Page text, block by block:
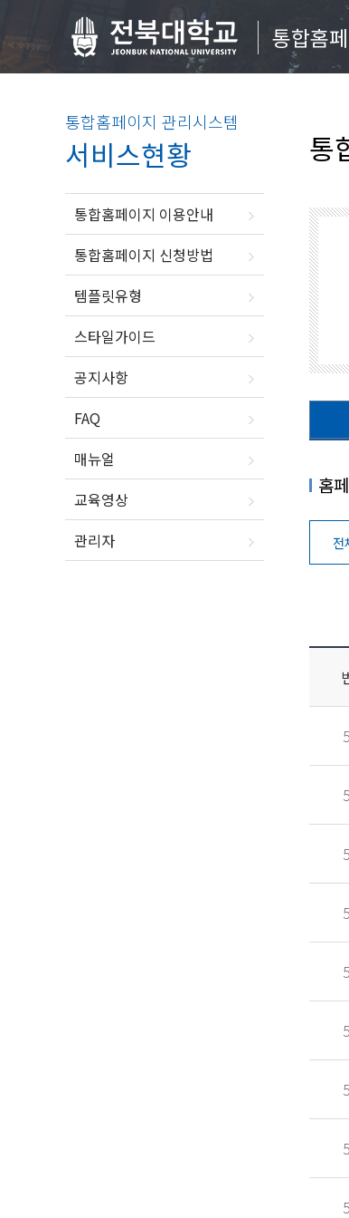
통합홈
통합홈페이지 관리시스템
서비스현황
통합홈페이지 이용안내
통합홈페이지 신청방법
템플릿유형
스타일가이드
공지사항
FAQ
매뉴얼
교육영상
관리자
통
홈
전